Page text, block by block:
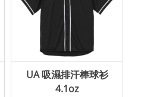
UA 吸濕排汗棒球衫
4.1oz